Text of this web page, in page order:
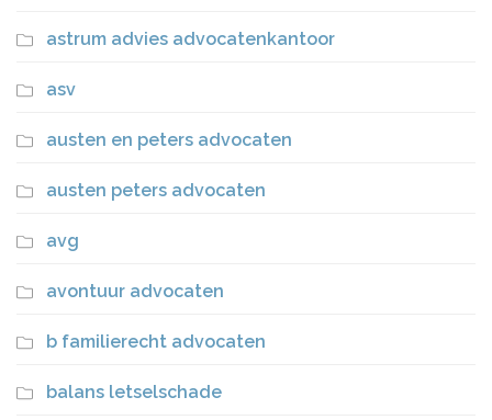
astrum advies advocatenkantoor
asv
austen en peters advocaten
austen peters advocaten
avg
avontuur advocaten
b familierecht advocaten
balans letselschade